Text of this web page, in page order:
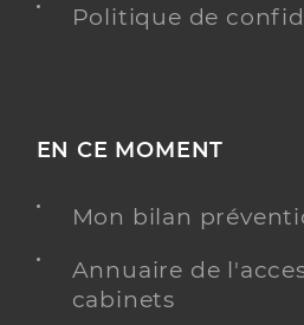
Politique de
EN CE MOMENT
Mon bilan
Annuaire de
cabinets